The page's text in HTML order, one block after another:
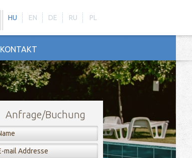
KONTAKT
HU EN DE RU PL
Anfrage/Buchung